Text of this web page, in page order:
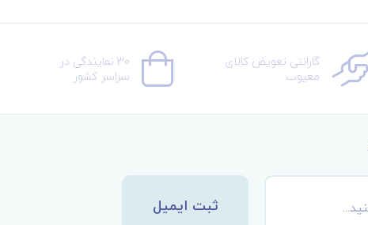
گارانتی تعویض کالای
معیوب
30 نمایندگی در
سراسر کشور
ثبت ایمیل